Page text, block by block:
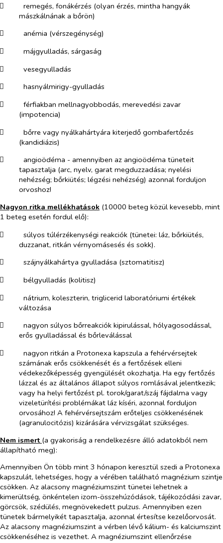
​
remegés, fonákérzés (olyan érzés, mintha hangyák
mászkálnának a bőrön)
​
anémia (vérszegénység)
​
májgyulladás, sárgaság
​
vesegyulladás
​
hasnyálmirigy-gyulladás
​
férfiakban mellnagyobbodás, merevedési zavar
(impotencia)
​
bőrre vagy nyálkahártyára kiterjedő gombafertőzés
(kandidiázis)
​
angioödéma - amennyiben az angioödéma tüneteit
tapasztalja (arc, nyelv, garat megduzzadása; nyelési
nehézség; bőrkiütés; légzési nehézség) azonnal forduljon
orvoshoz!
Nagyon ritka mellékhatások (10000 beteg közül kevesebb, mint
1 beteg esetén fordul elő):
​
súlyos túlérzékenységi reakciók (tünetei: láz, bőrkiütés,
duzzanat, ritkán vérnyomásesés és sokk).
​
szájnyálkahártya gyulladása (sztomatitisz)
​
bélgyulladás (kolitisz)
​
nátrium, koleszterin, triglicerid laboratóriumi értékek
változása
​
nagyon súlyos bőrreakciók kipirulással, hólyagosodással,
erős gyulladással és bőrleválással
​
nagyon ritkán a Protonexa kapszula a fehérvérsejtek
számának erős csökkenését és a fertőzések elleni
védekezőképesség gyengülését okozhatja. Ha egy fertőzés
lázzal és az általános állapot súlyos romlásával jelentkezik;
vagy ha helyi fertőzést pl. torok/garat/száj fájdalma vagy
vizeletürítési problémákat láz kíséri, azonnal forduljon
orvosához! A fehérvérsejtszám erőteljes csökkenésének
(agranulocitózis) kizárására vérvizsgálat szükséges.
Nem ismert (a gyakoriság a rendelkezésre álló adatokból nem
állapítható meg):
Amennyiben Ön több mint 3 hónapon keresztül szedi a Protonexa
kapszulát, lehetséges, hogy a vérében található magnézium szintje
csökken. Az alacsony magnéziumszint tünetei lehetnek a
kimerültség, önkéntelen izom-összehúzódások, tájékozódási zavar,
görcsök, szédülés, megnövekedett pulzus. Amennyiben ezen
tünetek bármelyikét tapasztalja, azonnal értesítse kezelőorvosát.
Az alacsony magnéziumszint a vérben lévő kálium- és kalciumszint
csökkenéséhez is vezethet. A magnéziumszint ellenőrzése